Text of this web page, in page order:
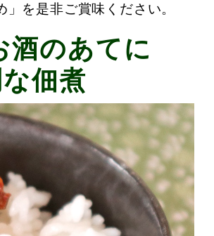
を是非ご賞味ください。
のあてに
佃煮